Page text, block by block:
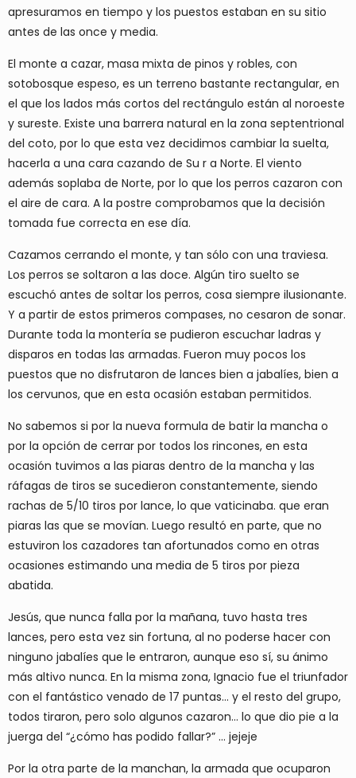
apresuramos en tiempo y los puestos estaban en su sitio
antes de las once y media.
El monte a cazar, masa mixta de pinos y robles, con
sotobosque espeso, es un terreno bastante rectangular, en
el que los lados más cortos del rectángulo están al noroeste
y sureste. Existe una barrera natural en la zona septentrional
del coto, por lo que esta vez decidimos cambiar la suelta,
hacerla a una cara cazando de Su r a Norte. El viento
además soplaba de Norte, por lo que los perros cazaron con
el aire de cara. A la postre comprobamos que la decisión
tomada fue correcta en ese día.
Cazamos cerrando el monte, y tan sólo con una traviesa.
Los perros se soltaron a las doce. Algún tiro suelto se
escuchó antes de soltar los perros, cosa siempre ilusionante.
Y a partir de estos primeros compases, no cesaron de sonar.
Durante toda la montería se pudieron escuchar ladras y
disparos en todas las armadas. Fueron muy pocos los
puestos que no disfrutaron de lances bien a jabalíes, bien a
los cervunos, que en esta ocasión estaban permitidos.
No sabemos si por la nueva formula de batir la mancha o
por la opción de cerrar por todos los rincones, en esta
ocasión tuvimos a las piaras dentro de la mancha y las
ráfagas de tiros se sucedieron constantemente, siendo
rachas de 5/10 tiros por lance, lo que vaticinaba. que eran
piaras las que se movían. Luego resultó en parte, que no
estuviron los cazadores tan afortunados como en otras
ocasiones estimando una media de 5 tiros por pieza
abatida.
Jesús, que nunca falla por la mañana, tuvo hasta tres
lances, pero esta vez sin fortuna, al no poderse hacer con
ninguno jabalíes que le entraron, aunque eso sí, su ánimo
más altivo nunca. En la misma zona, Ignacio fue el triunfador
con el fantástico venado de 17 puntas... y el resto del grupo,
todos tiraron, pero solo algunos cazaron... lo que dio pie a la
juerga del “¿cómo has podido fallar?” ... jejeje
Por la otra parte de la manchan, la armada que ocuparon